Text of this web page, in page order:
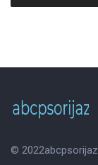
© 2022abcpsorijaz